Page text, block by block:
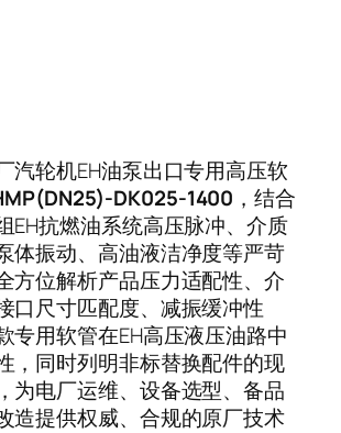
汽轮机EH油泵出口专用高压软
DK025-1400 ，结合
EH抗燃油系统高压脉冲、介质
体振动、高油液洁净度等严苛
方位解析产品压力适配性、介
口尺寸匹配度、减振缓冲性
专用软管在EH高压液压油路中
，同时列明非标替换配件的现
为电厂运维、设备选型、备品
造提供权威、合规的原厂技术